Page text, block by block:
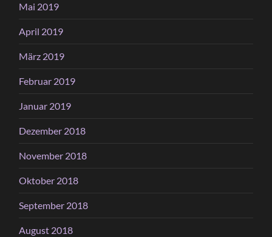
Mai 2019
April 2019
März 2019
Februar 2019
Januar 2019
Dezember 2018
November 2018
Oktober 2018
September 2018
August 2018